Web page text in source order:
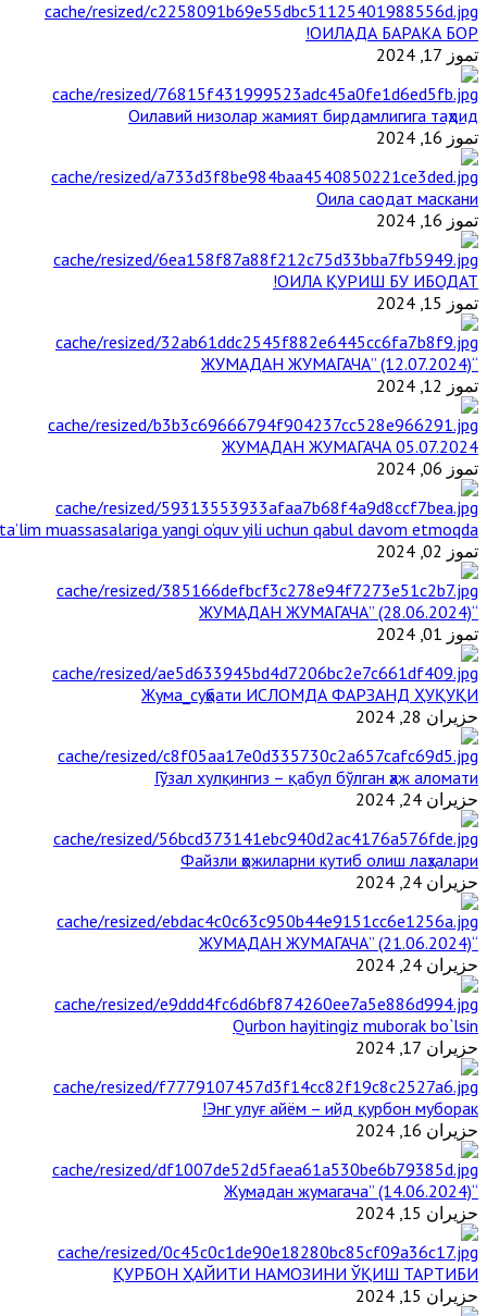
ОИЛАДА БАРАКА БОР!
تموز 17, 2024
Оилавий низолар жамият бирдамлигига таҳдид
تموز 16, 2024
Оила саодат маскани
تموز 16, 2024
ОИЛА ҚУРИШ БУ ИБОДАТ!
تموز 15, 2024
“ЖУМАДАН ЖУМАГАЧА” (12.07.2024)
تموز 12, 2024
ЖУМАДАН ЖУМАГАЧА 05.07.2024
تموز 06, 2024
muassasalariga yangi o‘quv yili uchun qabul davom etmoqda
تموز 02, 2024
“ЖУМАДАН ЖУМАГАЧА” (28.06.2024)
تموز 01, 2024
Жума_суҳбати ИСЛОМДА ФАРЗАНД ҲУҚУҚИ
حزيران 28, 2024
Гўзал хулқингиз – қабул бўлган ҳаж аломати
حزيران 24, 2024
Файзли ҳожиларни кутиб олиш лаҳзалари
حزيران 24, 2024
“ЖУМАДАН ЖУМАГАЧА” (21.06.2024)
حزيران 24, 2024
Qurbon hayitingiz muborak bo`lsin
حزيران 17, 2024
Энг улуғ айём – ийд қурбон муборак!
حزيران 16, 2024
“Жумадан жумагача” (14.06.2024)
حزيران 15, 2024
ҚУРБОН ҲАЙИТИ НАМОЗИНИ ЎҚИШ ТАРТИБИ
حزيران 15, 2024